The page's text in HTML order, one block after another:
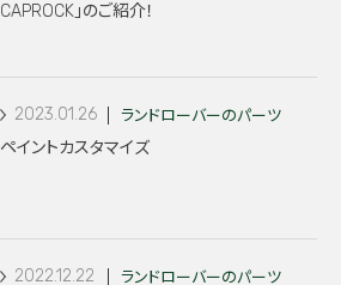
CAPROCK」のご紹介！
2023.01.26 ランドローバーのパーツ
ペイントカスタマイズ
2022.12.22 ランドローバーのパーツ